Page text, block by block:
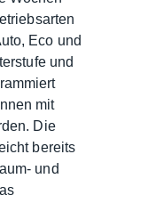
Eco und
und
mit
Die
bereits
und